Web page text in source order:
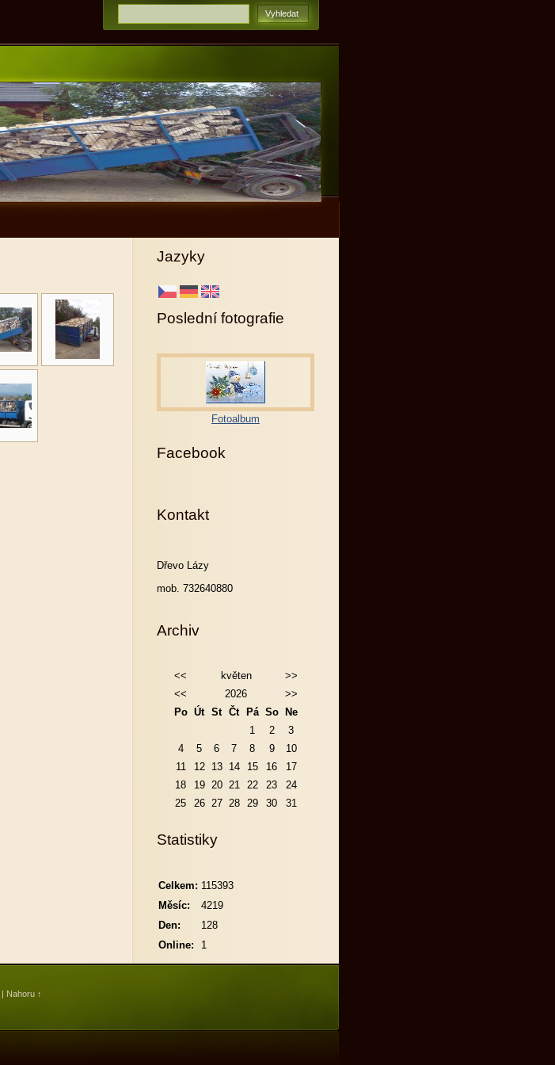
Jazyky
Poslední fotografie
Fotoalbum
Facebook
Kontakt
Dřevo Lázy
mob. 732640880
Archiv
<< květen
>>
<<
2026
>>
Po Út St Čt Pá So
Ne
1
2
3
4
5 6 7 8 9
10
11
12 13 14 15 16
17
18
19 20 21 22 23
24
25
26 27 28 29 30 31
Statistiky
Online: 1
Celkem: 115393
Měsíc:
4219
Den:
128
| Nahoru ↑